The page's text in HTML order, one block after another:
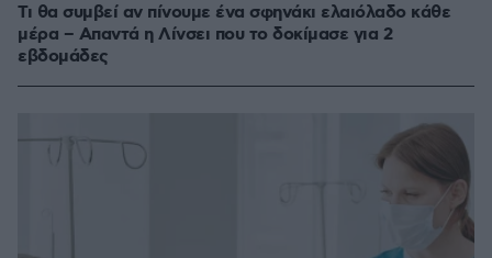
Τι θα συμβεί αν πίνουμε ένα σφηνάκι ελαιόλαδο κάθε
μέρα – Απαντά η Λίνσει που το δοκίμασε για 2
εβδομάδες